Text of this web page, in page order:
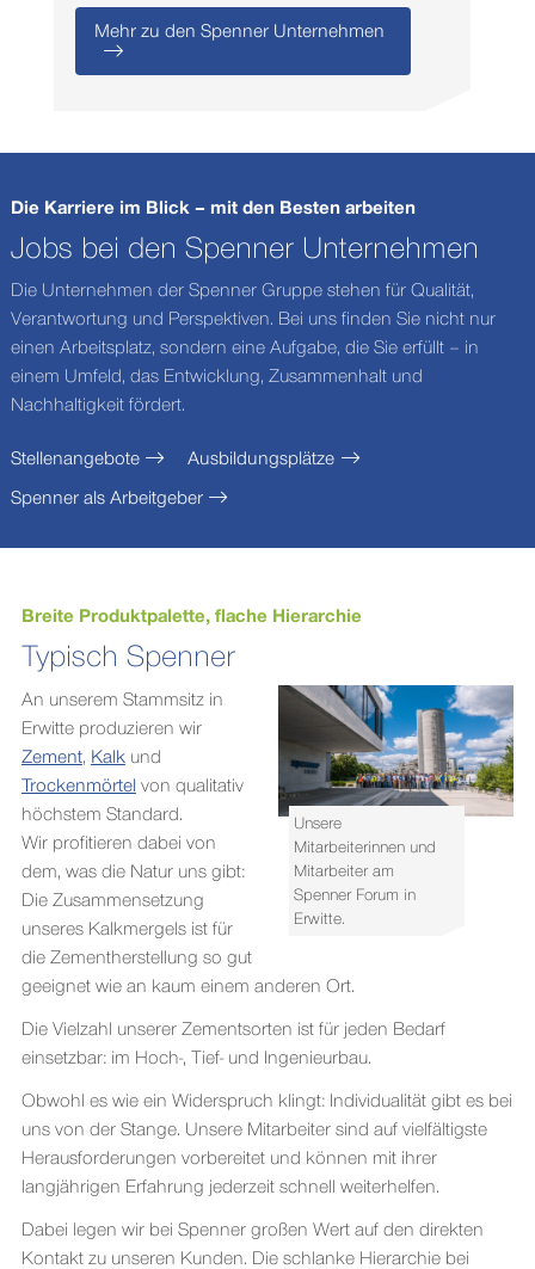
Mehr zu den Spenner Unternehmen
Die Karriere im Blick – mit den Besten arbeiten
Jobs bei den Spenner Unternehmen
Die Unternehmen der Spenner Gruppe stehen für Qualität,
Verantwortung und Perspektiven. Bei uns finden Sie nicht nur
einen Arbeitsplatz, sondern eine Aufgabe, die Sie erfüllt – in
einem Umfeld, das Entwicklung, Zusammenhalt und
Nachhaltigkeit fördert.
Stellenangebote
Ausbildungsplätze
Spenner als Arbeitgeber
Breite Produktpalette, flache Hierarchie
Typisch Spenner
Unsere
Mitarbeiterinnen und
Mitarbeiter am
Spenner Forum in
Erwitte.
An unserem Stammsitz in
Erwitte produzieren wir
Zement, Kalkund
Trockenmörtelvon qualitativ
höchstem Standard.
Wir profitieren dabei von
dem, was die Natur uns gibt:
Die Zusammensetzung
unseres Kalkmergels ist für
die Zementherstellung so gut
geeignet wie an kaum einem anderen Ort.
Die Vielzahl unserer Zementsorten ist für jeden Bedarf
einsetzbar: im Hoch-, Tief- und Ingenieurbau.
Obwohl es wie ein Widerspruch klingt: Individualität gibt es bei
uns von der Stange. Unsere Mitarbeiter sind auf vielfältigste
Herausforderungen vorbereitet und können mit ihrer
langjährigen Erfahrung jederzeit schnell weiterhelfen.
Dabei legen wir bei Spenner großen Wert auf den direkten
Kontakt zu unseren Kunden. Die schlanke Hierarchie bei